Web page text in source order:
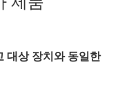
대상 장치와 동일한